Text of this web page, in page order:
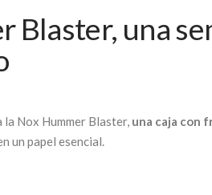
Blaster, una
Nox Hummer Blaster, una caja con
un papel esencial.